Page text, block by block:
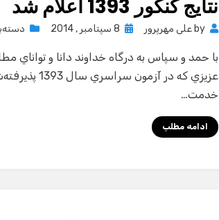
نتایج کنکور 1393 اعلام شد
by علی مهرپرور
Posted
8 سپتامبر , 2014
با حمد و سپاس به درگاه خداوند دانا و تواناي
عزيزي كه
خدمت…
ادامه مطلب